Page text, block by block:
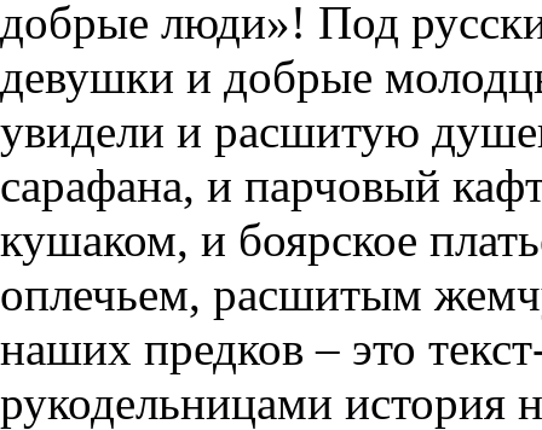
добрые люди»! Под
девушки и добрые
увидели и расшитую
сарафана, и парчовый
кушаком, и боярское
оплечьем, расшитым
наших предков – это
рукодельницами история